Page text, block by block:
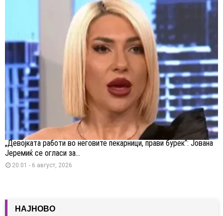
„Девојката работи во неговите пекарници, прави бурек“: Јована
Јеремиќ се огласи за...
20:01 - 6 август, 2026
НАЈНОВО